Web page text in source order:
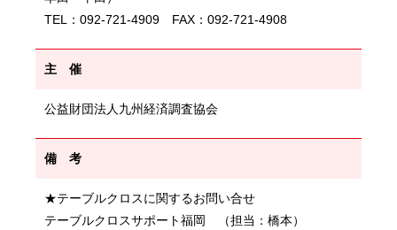
TEL：092-721-4909 FAX：092-721-4908
主 催
公益財団法人九州経済調査協会
備 考
★テーブルクロスに関するお問い合せ
テーブルクロスサポート福岡 （担当：橋本）